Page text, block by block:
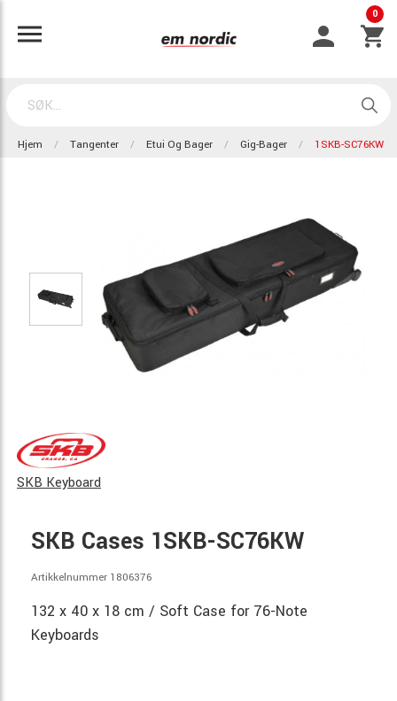
0
Hjem Tangenter Etui Og Bager Gig-Bager 1SKB-SC76KW
SKB Keyboard
SKB Cases 1SKB-SC76KW
Artikkelnummer 1806376
132 x 40 x 18 cm / Soft Case for 76-Note
Keyboards